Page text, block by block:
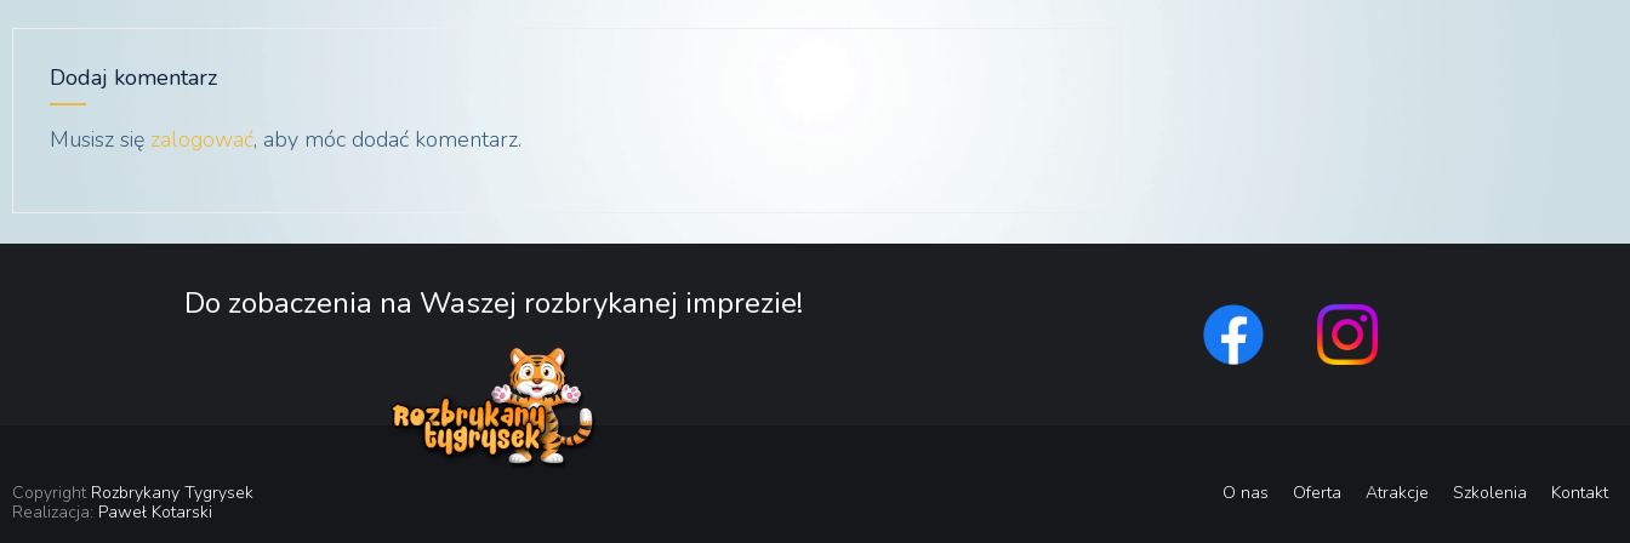
Dodaj komentarz
Musisz się zalogować, aby móc dodać komentarz.
Do zobaczenia na Waszej rozbrykanej imprezie!
Copyright Rozbrykany Tygrysek
Realizacja: Paweł Kotarski
O nas Oferta Atrakcje Szkolenia Kontakt